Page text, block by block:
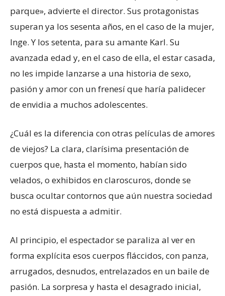
parque», advierte el director. Sus protagonistas
superan ya los sesenta años, en el caso de la mujer,
Inge. Y los setenta, para su amante Karl. Su
avanzada edad y, en el caso de ella, el estar casada,
no les impide lanzarse a una historia de sexo,
pasión y amor con un frenesí que haría palidecer
de envidia a muchos adolescentes.
¿Cuál es la diferencia con otras películas de amores
de viejos? La clara, clarísima presentación de
cuerpos que, hasta el momento, habían sido
velados, o exhibidos en claroscuros, donde se
busca ocultar contornos que aún nuestra sociedad
no está dispuesta a admitir.
Al principio, el espectador se paraliza al ver en
forma explícita esos cuerpos fláccidos, con panza,
arrugados, desnudos, entrelazados en un baile de
pasión. La sorpresa y hasta el desagrado inicial,